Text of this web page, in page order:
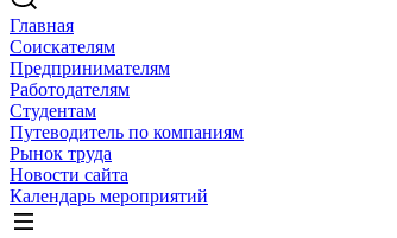
Главная
Соискателям
Предпринимателям
Работодателям
Студентам
Путеводитель по компаниям
Рынок труда
Новости сайта
Календарь мероприятий